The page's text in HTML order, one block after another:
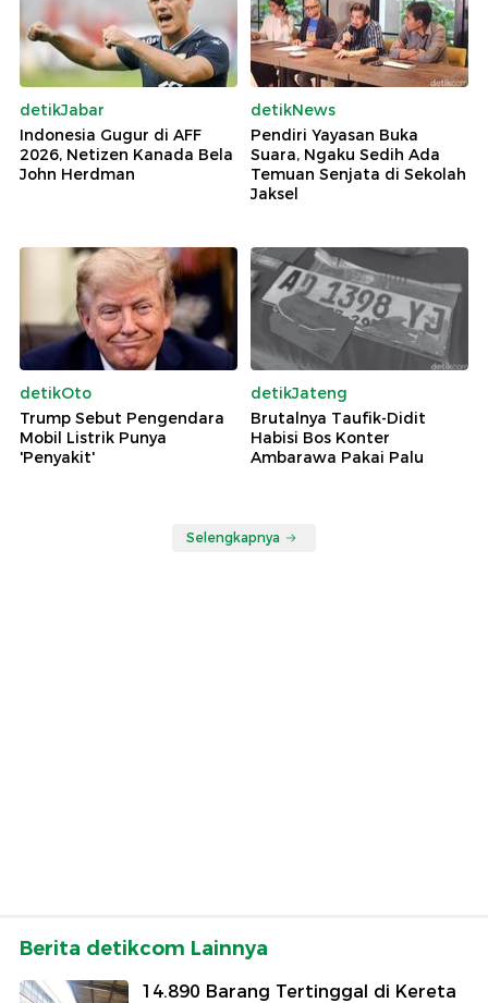
detikJabar
Indonesia Gugur di AFF
2026, Netizen Kanada Bela
John Herdman
detikNews
Pendiri Yayasan Buka
Suara, Ngaku Sedih Ada
Temuan Senjata di Sekolah
Jaksel
detikOto
Trump Sebut Pengendara
Mobil Listrik Punya
'Penyakit'
detikJateng
Brutalnya Taufik-Didit
Habisi Bos Konter
Ambarawa Pakai Palu
Selengkapnya
Berita detikcom Lainnya
14.890 Barang Tertinggal di Kereta